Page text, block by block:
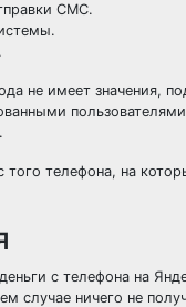
СМС.
не имеет значения,
телефона, на
с телефона на
случае ничего не